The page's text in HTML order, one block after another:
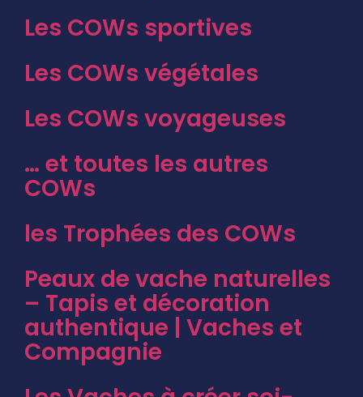
Les COWs sportives
Les COWs végétales
Les COWs voyageuses
… et toutes les autres
COWs
les Trophées des COWs
Peaux de vache naturelles
– Tapis et décoration
authentique | Vaches et
Compagnie